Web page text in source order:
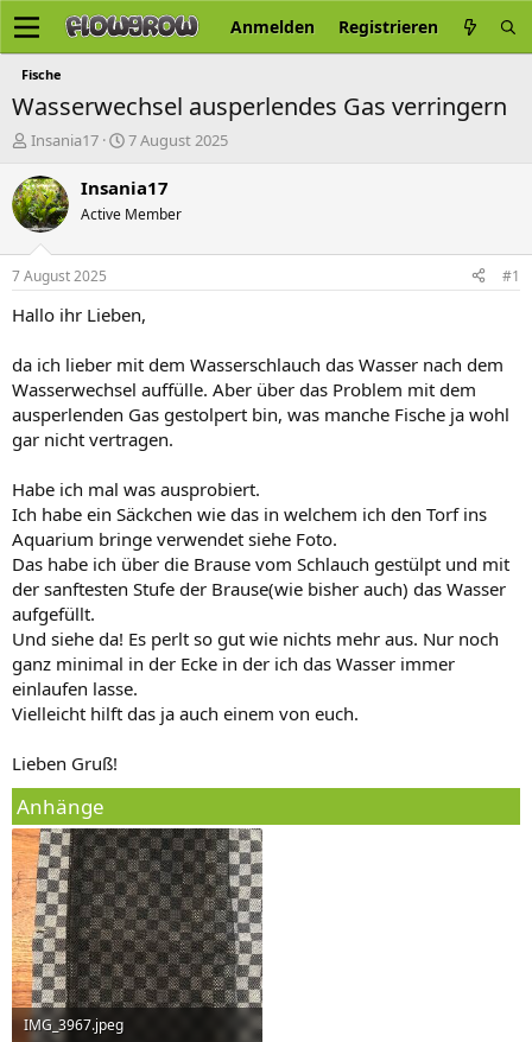
Anmelden Registrieren
Fische
Wasserwechsel ausperlendes Gas verringern
E
s
t
e
e
r
Insania17
E
s
e
t
a
7 August 2025
Insania17
Active Member
7 August 2025 #1
Hallo ihr Lieben,
da ich lieber mit dem Wasserschlauch das Wasser nach dem
Wasserwechsel auffülle. Aber über das Problem mit dem
ausperlenden Gas gestolpert bin, was manche Fische ja wohl
gar nicht vertragen.
Habe ich mal was ausprobiert.
Ich habe ein Säckchen wie das in welchem ich den Torf ins
Aquarium bringe verwendet siehe Foto.
Das habe ich über die Brause vom Schlauch gestülpt und mit
der sanftesten Stufe der Brause(wie bisher auch) das Wasser
aufgefüllt.
Und siehe da! Es perlt so gut wie nichts mehr aus. Nur noch
ganz minimal in der Ecke in der ich das Wasser immer
einlaufen lasse.
Vielleicht hilft das ja auch einem von euch.
Lieben Gruß!
Anhänge
IMG_3967.jpeg